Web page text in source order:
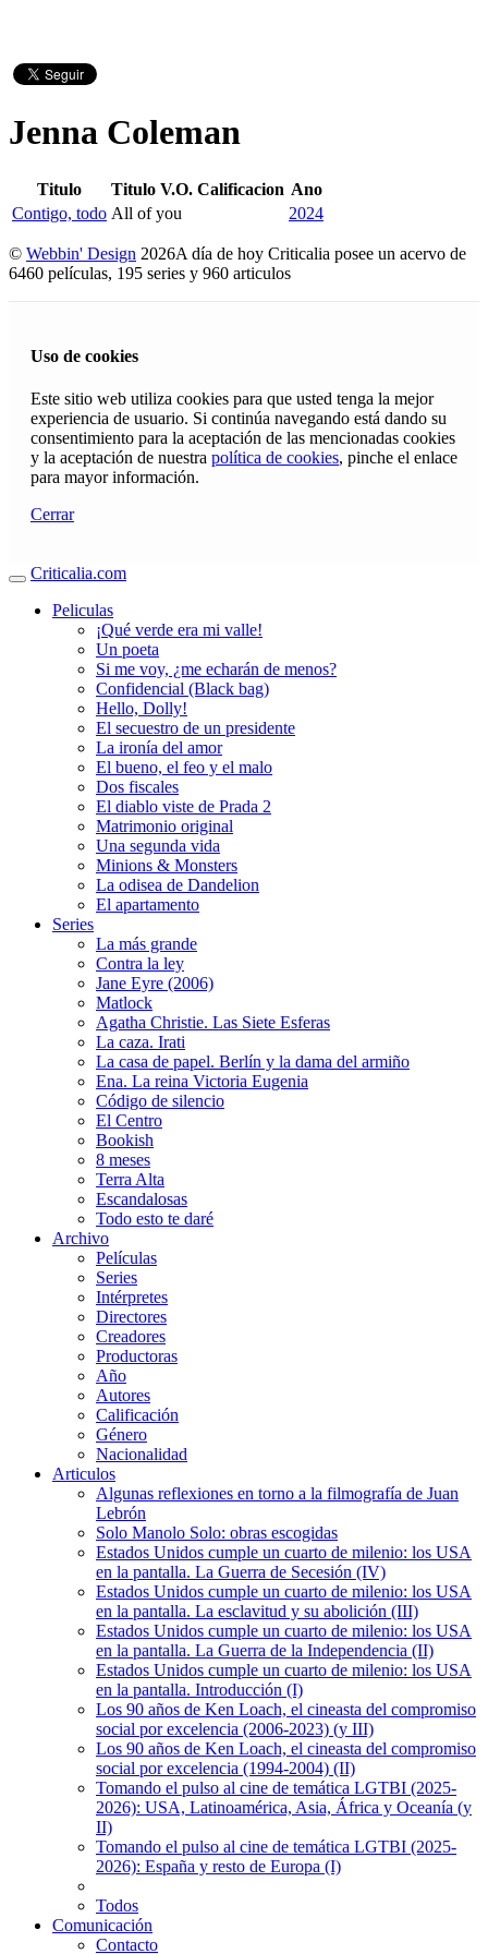
Jenna Coleman
Titulo Titulo V.O. Calificacion Ano
Contigo, todo All of you 2024
© Webbin' Design 2026A día de hoy Criticalia posee un acervo de
6460 películas, 195 series y 960 articulos
Uso de cookies
Este sitio web utiliza cookies para que usted tenga la mejor
experiencia de usuario. Si continúa navegando está dando su
consentimiento para la aceptación de las mencionadas cookies
y la aceptación de nuestra política de cookies, pinche el enlace
para mayor información.
Cerrar
Criticalia.com
Peliculas
¡Qué verde era mi valle!
Un poeta
Si me voy, ¿me echarán de menos?
Confidencial (Black bag)
Hello, Dolly!
El secuestro de un presidente
La ironía del amor
El bueno, el feo y el malo
Dos fiscales
El diablo viste de Prada 2
Matrimonio original
Una segunda vida
Minions & Monsters
La odisea de Dandelion
El apartamento
Series
La más grande
Contra la ley
Jane Eyre (2006)
Matlock
Agatha Christie. Las Siete Esferas
La caza. Irati
La casa de papel. Berlín y la dama del armiño
Ena. La reina Victoria Eugenia
Código de silencio
El Centro
Bookish
8 meses
Terra Alta
Escandalosas
Todo esto te daré
Archivo
Películas
Series
Intérpretes
Directores
Creadores
Productoras
Año
Autores
Calificación
Género
Nacionalidad
Articulos
Algunas reflexiones en torno a la filmografía de Juan
Lebrón
Solo Manolo Solo: obras escogidas
Estados Unidos cumple un cuarto de milenio: los USA
en la pantalla. La Guerra de Secesión (IV)
Estados Unidos cumple un cuarto de milenio: los USA
en la pantalla. La esclavitud y su abolición (III)
Estados Unidos cumple un cuarto de milenio: los USA
en la pantalla. La Guerra de la Independencia (II)
Estados Unidos cumple un cuarto de milenio: los USA
en la pantalla. Introducción (I)
Los 90 años de Ken Loach, el cineasta del compromiso
social por excelencia (2006-2023) (y III)
Los 90 años de Ken Loach, el cineasta del compromiso
social por excelencia (1994-2004) (II)
Tomando el pulso al cine de temática LGTBI (2025-
2026): USA, Latinoamérica, Asia, África y Oceanía (y
II)
Tomando el pulso al cine de temática LGTBI (2025-
2026): España y resto de Europa (I)
Todos
Comunicación
Contacto